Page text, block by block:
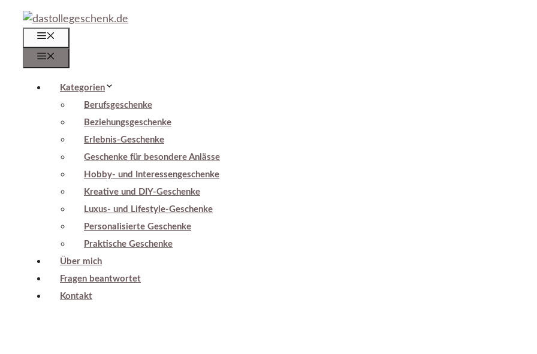
Zum
Inhalt
springen
Kategorien
Berufsgeschenke
Beziehungsgeschenke
Erlebnis-Geschenke
Geschenke für besondere Anlässe
Hobby- und Interessengeschenke
Kreative und DIY-Geschenke
Luxus- und Lifestyle-Geschenke
Personalisierte Geschenke
Praktische Geschenke
Über mich
Fragen beantwortet
Kontakt